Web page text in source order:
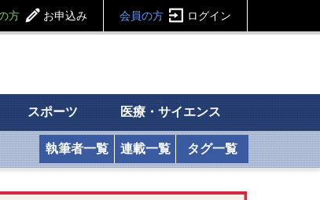
方 お申込み 会員の方 ログイン
スポーツ 医療・サイエンス
執筆者一覧 連載一覧 タグ一覧